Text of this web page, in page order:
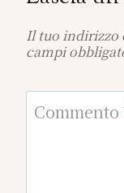
Il tuo indirizzo
campi
Commento